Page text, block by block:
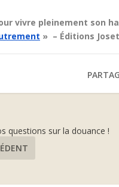
vivre pleinement son
» – Éditions
questions sur la douance !